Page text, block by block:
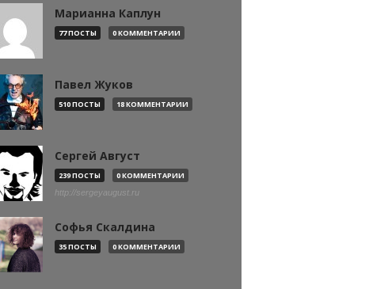
Марианна Каплун
77 ПОСТЫ 0 КОММЕНТАРИИ
Павел Жуков
510 ПОСТЫ 18 КОММЕНТАРИИ
Сергей Август
239 ПОСТЫ 0 КОММЕНТАРИИ
http://sergeyaugust.ru
Софья Скалдина
35 ПОСТЫ 0 КОММЕНТАРИИ